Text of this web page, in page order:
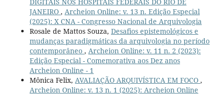
JANEIRO , Archeion Online: v. 13 n. Edição Especial
(2025): X CNA - Congresso Nacional de Arquivologia
Rosale de Mattos Souza, Desafios epistemológicos e
mudanças paradigmáticas da arquivologia no período
contemporâneo , Archeion Online: v. 11 n. 2 (2023):
Edição Especial - Comemorativa aos Dez anos
Archeion Online - 1
Mônica Felix, AVALIAÇÃO ARQUIVÍSTICA EM FOCO ,
Archeion Online: v. 13 n. 1 (2025): Archeion Online